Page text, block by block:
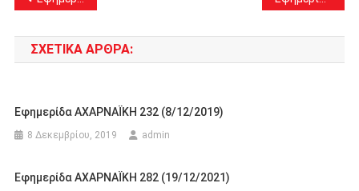
άρθρων
ΣΧΕΤΙΚΆ ΆΡΘΡΑ:
Εφημερίδα ΑΧΑΡΝΑΪΚΗ 232 (8/12/2019)
8 Δεκεμβρίου, 2019 admin
Εφημερίδα ΑΧΑΡΝΑΪΚΗ 282 (19/12/2021)